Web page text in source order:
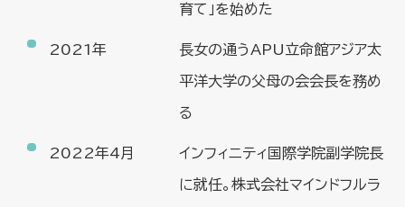
育て」を始めた
2021年 長女の通うAPU立命館アジア太
平洋大学の父母の会会長を務め
る
2022年4月 インフィニティ国際学院副学院長
に就任。株式会社マインドフルラ